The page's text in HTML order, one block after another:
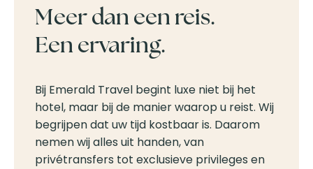
Meer dan een reis.
Een ervaring.
Bij Emerald Travel begint luxe niet bij het
hotel, maar bij de manier waarop u reist. Wij
begrijpen dat uw tijd kostbaar is. Daarom
nemen wij alles uit handen, van
privétransfers tot exclusieve privileges en